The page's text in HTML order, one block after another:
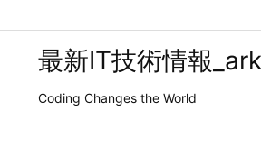
最新IT技術情報
Coding Changes the World